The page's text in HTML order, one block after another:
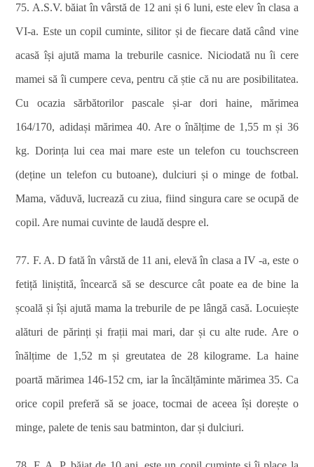
75. A.S.V. băiat în vârstă de 12 ani și 6 luni, este elev în clasa a
VI-a. Este un copil cuminte, silitor și de fiecare dată când vine
acasă își ajută mama la treburile casnice. Niciodată nu îi cere
mamei să îi cumpere ceva, pentru că știe că nu are posibilitatea.
Cu ocazia sărbătorilor pascale și-ar dori haine, mărimea
164/170, adidași mărimea 40. Are o înălțime de 1,55 m și 36
kg. Dorința lui cea mai mare este un telefon cu touchscreen
(deține un telefon cu butoane), dulciuri și o minge de fotbal.
Mama, văduvă, lucrează cu ziua, fiind singura care se ocupă de
copil. Are numai cuvinte de laudă despre el.
77. F. A. D fată în vârstă de 11 ani, elevă în clasa a IV -a, este o
fetiță liniștită, încearcă să se descurce cât poate ea de bine la
școală și își ajută mama la treburile de pe lângă casă. Locuiește
alături de părinți și frații mai mari, dar și cu alte rude. Are o
înălțime de 1,52 m și greutatea de 28 kilograme. La haine
poartă mărimea 146-152 cm, iar la încălțăminte mărimea 35. Ca
orice copil preferă să se joace, tocmai de aceea își dorește o
minge, palete de tenis sau batminton, dar și dulciuri.